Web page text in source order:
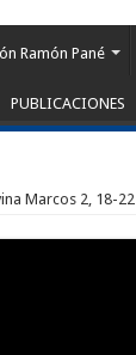
Ramón Pané
PUBLICACIONES
Marcos 2, 18-22